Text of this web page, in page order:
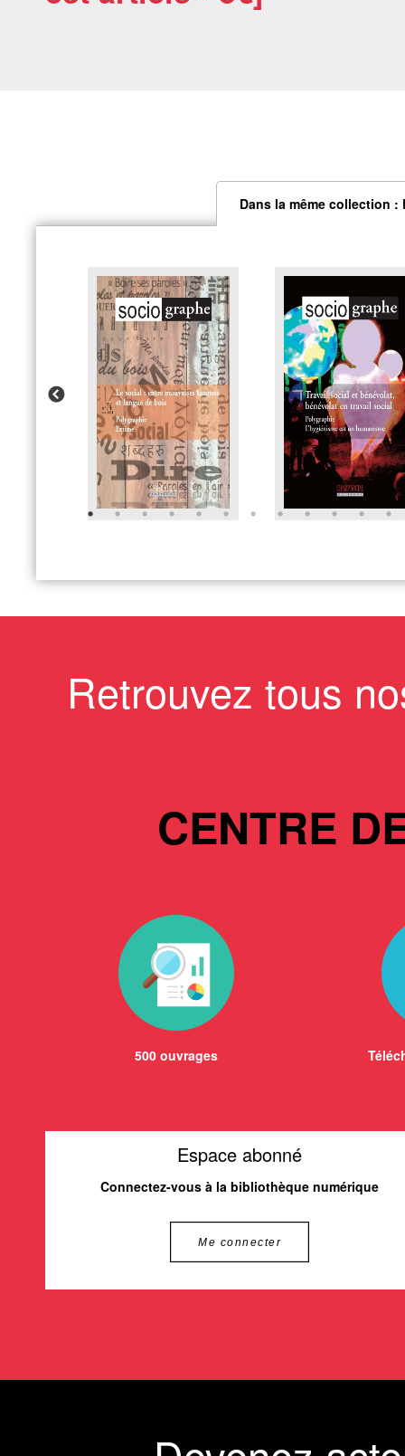
Dans la même collection
Retrouvez tous
CENTRE
500 ouvrages
Espace abonné
Connectez-vous à la bibliothèque numérique
Me connecter